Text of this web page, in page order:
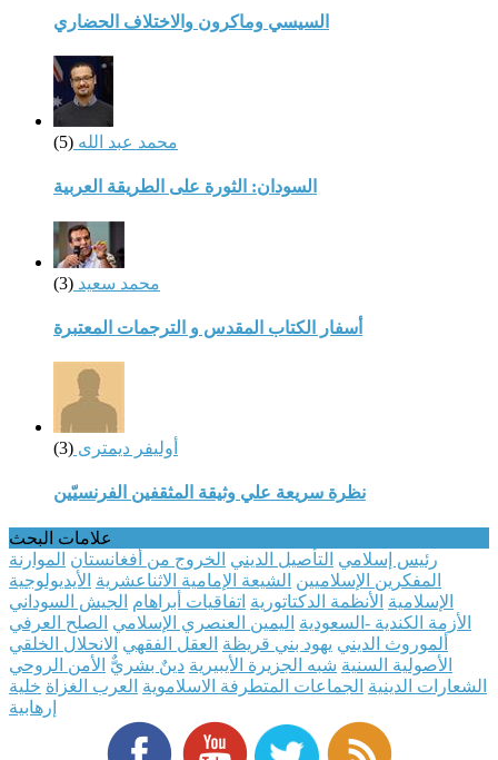
السيسي وماكرون والاختلاف الحضاري
محمد عبد الله (5)
السودان: الثورة على الطريقة العربية
محمد سعيد (3)
أسفار الكتاب المقدس و الترجمات المعتبرة
أوليفر ديمترى (3)
نظرة سريعة علي وثيقة المثقفين الفرنسيّين
علامات البحث
رئيس إسلامي التأصيل الديني الخروج من أفغانستان الموارنة
المفكرين الإسلاميين الشيعة الإمامية الاثناعشرية الأيديولوجية
الإسلامية الأنظمة الدكتاتورية اتفاقيات أبراهام الجيش السوداني
الأزمة الكندية -السعودية اليمين العنصري الإسلامي الصلح العرفي
ألموروث الديني يهود بني قريظة العقل الفقهي الانحلال الخلقي
الأصولية السنية شبه الجزيرة الأيبيرية دينٌ بشريٌّ الأمن الروحي
الشعارات الدينية الجماعات المتطرفة الاسلاموية العرب الغزاة خلية
إرهابية